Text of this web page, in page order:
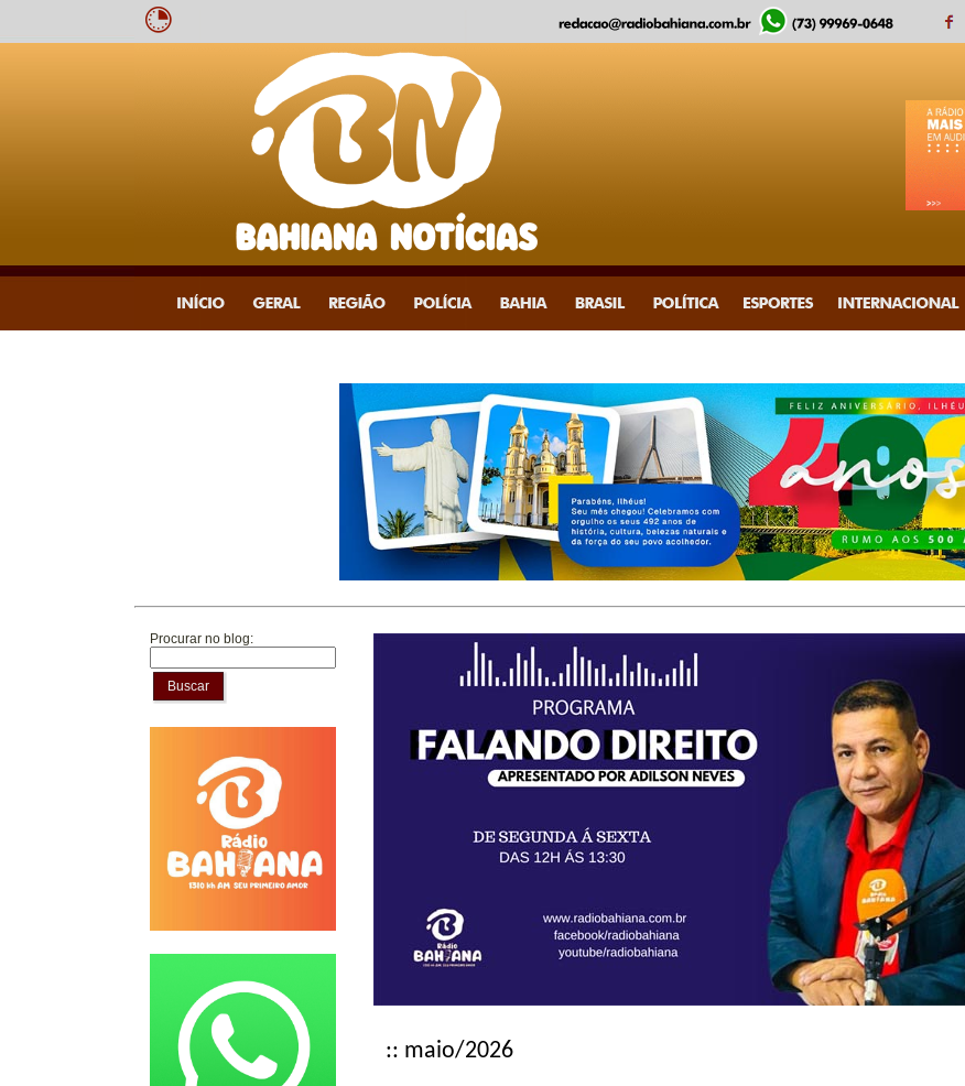
Procurar no blog:
Buscar
:: maio/2026